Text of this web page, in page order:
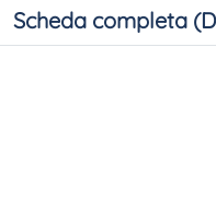
Scheda completa